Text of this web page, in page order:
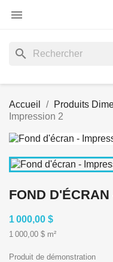

search
Accueil Produits
Impression 2
FOND
1 000,00 $
1 000,00 $ m²
Produit de démonstration